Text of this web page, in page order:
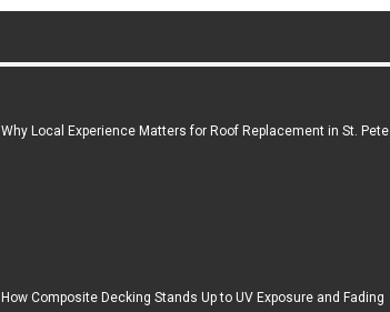
Why Local Experience Matters for Roof Replacement in St. Pete
How Composite Decking Stands Up to UV Exposure and Fading